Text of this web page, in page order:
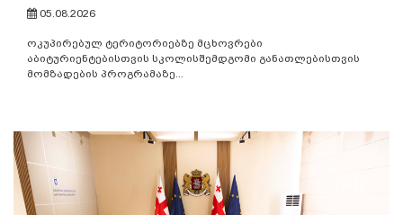
05.08.2026
ოკუპირებულ ტერიტორიებზე მცხოვრები
აბიტურიენტებისთვის სკოლისშემდგომი განათლებისთვის
მომზადების პროგრამაზე...